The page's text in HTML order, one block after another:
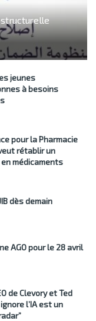
structurelle
jeunes
à besoins
pour la Pharmacie
rétablir un
médicaments
dès demain
AGO pour le 28 avril
de Clevory et Ted
l’IA est un